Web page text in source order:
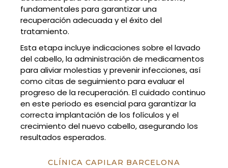
fundamentales para garantizar una
recuperación adecuada y el éxito del
tratamiento.
Esta etapa incluye indicaciones sobre el lavado
del cabello, la administración de medicamentos
para aliviar molestias y prevenir infecciones, así
como citas de seguimiento para evaluar el
progreso de la recuperación. El cuidado continuo
en este periodo es esencial para garantizar la
correcta implantación de los folículos y el
crecimiento del nuevo cabello, asegurando los
resultados esperados.
CLÍNICA CAPILAR BARCELONA